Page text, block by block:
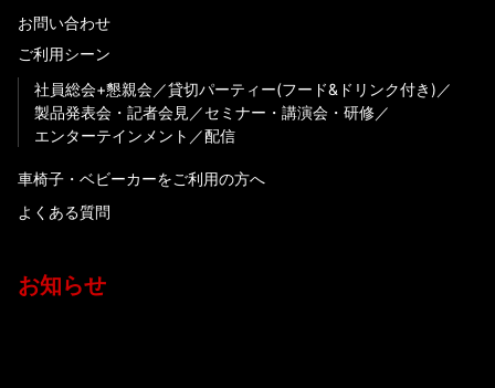
お問い合わせ
ご利用シーン
社員総会+懇親会
貸切パーティー(フード&ドリンク付き)
製品発表会・記者会見
セミナー・講演会・研修
エンターテインメント
配信
車椅子・ベビーカーをご利用の方へ
よくある質問
お知らせ